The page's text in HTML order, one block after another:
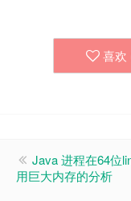
喜欢
Java 进程在64位
用巨大内存的分析